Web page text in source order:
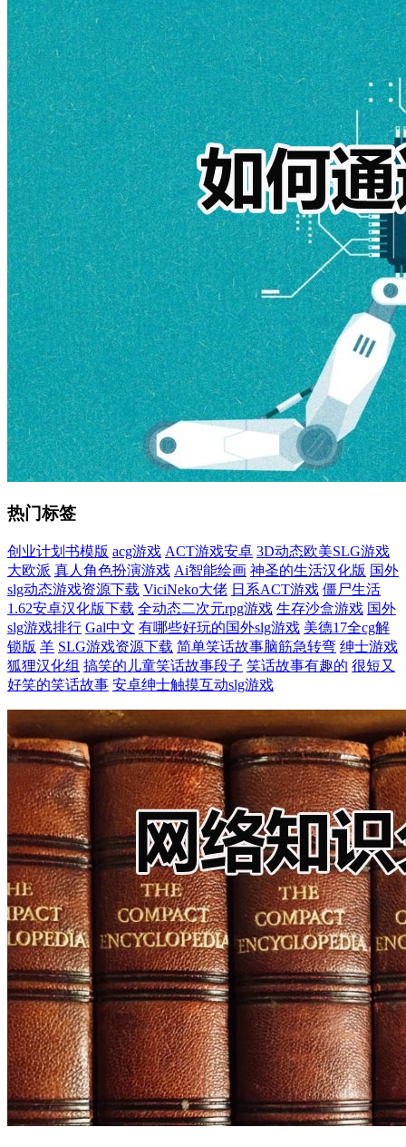
热门标签
创业计划书模版 acg游戏 ACT游戏安卓 3D动态欧美SLG游戏
大欧派 真人角色扮演游戏 Ai智能绘画 神圣的生活汉化版 国外
slg动态游戏资源下载 ViciNeko大佬 日系ACT游戏 僵尸生活
1.62安卓汉化版下载 全动态二次元rpg游戏 生存沙盒游戏 国外
slg游戏排行 Gal中文 有哪些好玩的国外slg游戏 美德17全cg解
锁版 羊 SLG游戏资源下载 简单笑话故事脑筋急转弯 绅士游戏
狐狸汉化组 搞笑的儿童笑话故事段子 笑话故事有趣的 很短又
好笑的笑话故事 安卓绅士触摸互动slg游戏